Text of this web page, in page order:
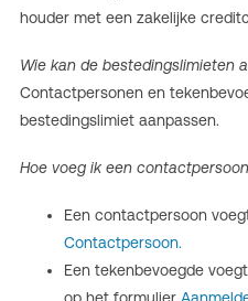
houder met een zakelijke
Wie kan de bestedingslimieten
Contactpersonen en
bestedingslimiet aanpassen.
Hoe voeg ik een
Een contactpersoon
Contactpersoon.
Een tekenbevoegde
op het formulier